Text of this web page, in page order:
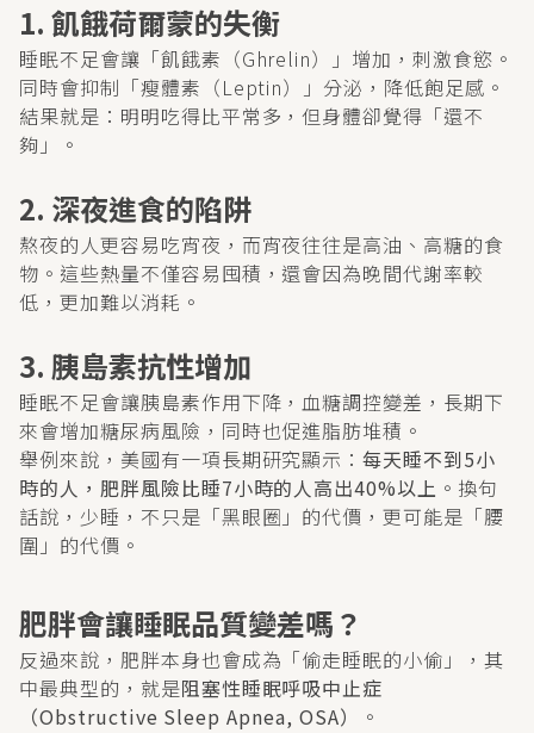
1. 飢餓荷爾蒙的失衡
睡眠不足會讓「飢餓素（Ghrelin）」增加，刺激食慾。
同時會抑制「瘦體素（Leptin）」分泌，降低飽足感。
結果就是：明明吃得比平常多，但身體卻覺得「還不
夠」。
2. 深夜進食的陷阱
熬夜的人更容易吃宵夜，而宵夜往往是高油、高糖的食
物。這些熱量不僅容易囤積，還會因為晚間代謝率較
低，更加難以消耗。
3. 胰島素抗性增加
睡眠不足會讓胰島素作用下降，血糖調控變差，長期下
來會增加糖尿病風險，同時也促進脂肪堆積。
舉例來說，美國有一項長期研究顯示：每天睡不到5小
時的人，肥胖風險比睡7小時的人高出40%以上 。換句
話說，少睡，不只是「黑眼圈」的代價，更可能是「腰
圍」的代價。
肥胖會讓睡眠品質變差嗎？
反過來說，肥胖本身也會成為「偷走睡眠的小偷」，其
中最典型的，就是阻塞性睡眠呼吸中止症
（Obstructive Sleep Apnea, OSA）
。